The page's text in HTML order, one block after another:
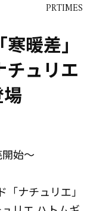
PRTIMES
暖差」
ュリエ
始～
ナチュリエ」